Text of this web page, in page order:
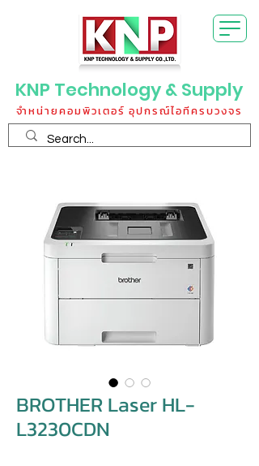
KNP Technology & Supply
จำหน่ายคอมพิวเตอร์ อุปกรณ์ไอทีครบวงจร
BROTHER Laser HL-
L3230CDN